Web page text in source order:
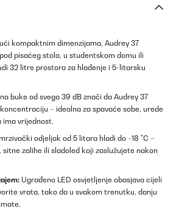
kompaktnim dimenzijama, Audrey 37
pisaćeg stola, u studentskom domu ili
32 litre prostora za hlađenje i 5-litarsku
buke od svega 39 dB znači da Audrey 37
– idealna za spavaće sobe, urede
ima vrijednost.
odjeljak od 5 litara hladi do −18 °C –
zalihe ili sladoled koji zaslužujete nakon
Ugrađeno LED osvjetljenje obasjava cijeli
vrata, tako da u svakom trenutku, danju